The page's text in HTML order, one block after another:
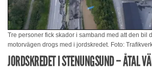
Tre personer fick skador i samband med att den bil
motorvägen drogs med i jordskredet. Foto:
JORDSKREDET I STENUNGSUND – ÅTAL